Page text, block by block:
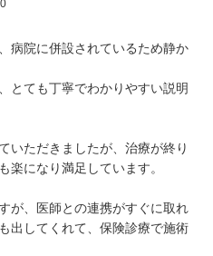
病院に併設されているため静か
とても丁寧でわかりやすい説明
いただきましたが、治療が終り
楽になり満足しています。
が、医師との連携がすぐに取れ
出してくれて、保険診療で施術